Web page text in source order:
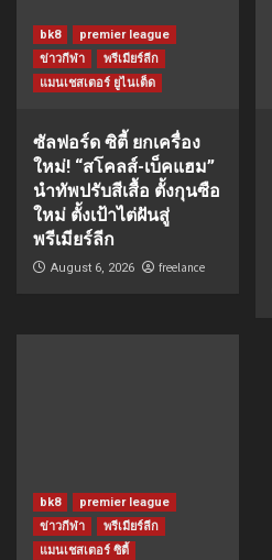
bk8
premier league
ข่าวกีฬา
พรีเมียร์ลีก
แมนเชสเตอร์ ยูไนเต็ด
ซัลฟอร์ด ซิตี้ ยกเครื่อง
ใหม่! “สโคลส์-เบ็คแฮม”
นำทัพปรับสีเสื้อ ตั้งกุนซือ
ใหม่ ตั้งเป้าไต่ฝันสู่
พรีเมียร์ลีก
August 6, 2026 freelance
bk8
premier league
ข่าวกีฬา
พรีเมียร์ลีก
แมนเชสเตอร์ ซิตี้